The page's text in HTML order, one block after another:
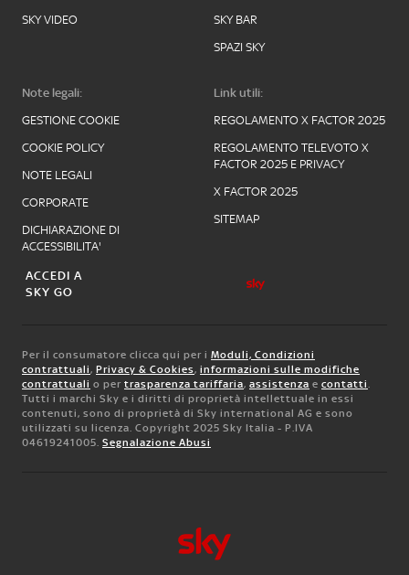
SKY VIDEO
SKY BAR
SPAZI SKY
Note legali:
GESTIONE COOKIE
COOKIE POLICY
NOTE LEGALI
CORPORATE
DICHIARAZIONE DI
ACCESSIBILITA'
Link utili:
REGOLAMENTO X FACTOR 2025
REGOLAMENTO TELEVOTO X
FACTOR 2025 E PRIVACY
X FACTOR 2025
SITEMAP
ACCEDI A
SKY GO
Per il consumatore clicca qui per i Moduli, Condizioni
contrattuali, Privacy & Cookies, informazioni sulle modifiche
contrattuali o per trasparenza tariffaria, assistenza e contatti.
Tutti i marchi Sky e i diritti di proprietà intellettuale in essi
contenuti, sono di proprietà di Sky international AG e sono
utilizzati su licenza. Copyright 2025 Sky Italia - P.IVA
04619241005. Segnalazione Abusi